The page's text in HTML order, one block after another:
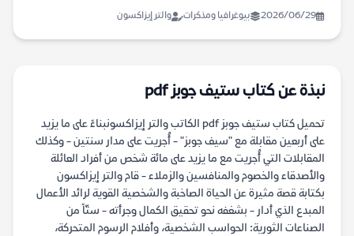
2026/06/29 بيوغرافيا ومذكرات والتر إيزاكسون
نبذة عن كتاب ستيف جوبز pdf
تحميل كتاب ستيف جوبز pdf الكاتب والتر إيزاكسونبناءً على ما يزيد
على أربعين مقابلة مع "سيف جوبز" - أُجريت على مدار سنتين - وكذلك
المقابلات التي أُجريت مع ما يزيد على مائة شخص من أفراد العائلة
والأصدقاء والخصوم والمنافسين والزملاء - قام والتر إيزاكسون
بكتابة قصة مثيرة عن الحياة الصاخبة والشخصية القوية لرائد الأعمال
المبدع الذي أدار - بشغفه نحو تحقيق الكمال وجرأته - ستّاً من
الصناعات الثورية: الحواسب الشخصية، وأفلام الرسوم المتحركة،